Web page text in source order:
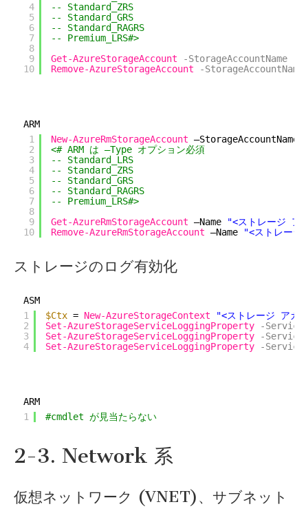
4
5
6
7
8
9
10
-- Standard_ZRS
-- Standard_GRS
-- Standard_RAGRS
-- Premium_LRS#>
Get-AzureStorageAccount
-StorageAccountName
Remove-AzureStorageAccount
-StorageAccountName
ARM
1
2
3
4
5
6
7
8
9
10
New-AzureRmStorageAccount –StorageAccountName
<# ARM は –Type オプション必須
-- Standard_LRS
-- Standard_ZRS
-- Standard_GRS
-- Standard_RAGRS
-- Premium_LRS#>
Get-AzureRmStorageAccount –Name
"<ストレージ ア
Remove-AzureRmStorageAccount –Name "<ストレージ
ストレージのログ有効化
ASM
1
2
3
4
$Ctx = New-AzureStorageContext
"<ストレージ アカ
Set-AzureStorageServiceLoggingProperty
-
Set-AzureStorageServiceLoggingProperty
-
Set-AzureStorageServiceLoggingProperty
-
ARM
1
#cmdlet が見当たらない
2-3. Network 系
仮想ネットワーク (VNET)、サブネット